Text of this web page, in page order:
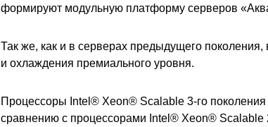
формируют модульную платформу серверов
Так же, как и в серверах предыдущего
и охлаждения премиального уровня.
Процессоры Intel® Xeon® Scalable 3-го
сравнению с процессорами Intel® Xeon® Scalable